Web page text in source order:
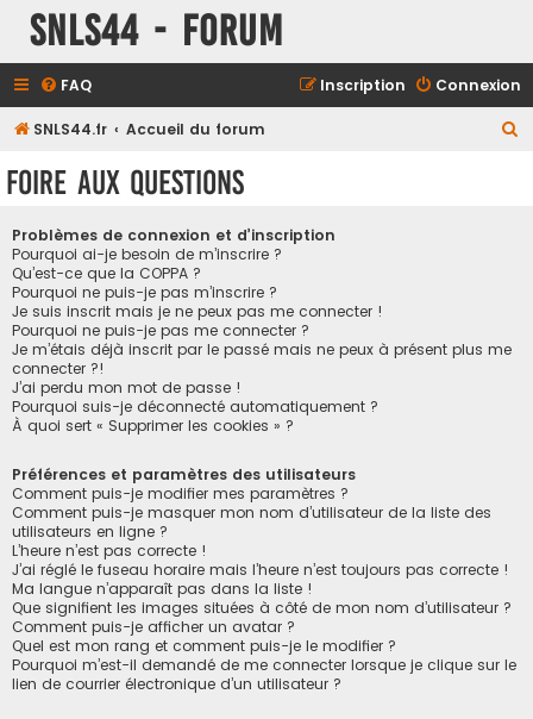
SNLS44 - Forum
FAQ Connexion
Inscription
SNLS44.fr Accueil du forum
Foire aux questions
Problèmes de connexion et d’inscription
Pourquoi ai-je besoin de m’inscrire ?
Qu’est-ce que la COPPA ?
Pourquoi ne puis-je pas m’inscrire ?
Je suis inscrit mais je ne peux pas me connecter !
Pourquoi ne puis-je pas me connecter ?
Je m’étais déjà inscrit par le passé mais ne peux à présent plus me
connecter ?!
J’ai perdu mon mot de passe !
Pourquoi suis-je déconnecté automatiquement ?
À quoi sert « Supprimer les cookies » ?
Préférences et paramètres des utilisateurs
Comment puis-je modifier mes paramètres ?
Comment puis-je masquer mon nom d’utilisateur de la liste des
utilisateurs en ligne ?
L’heure n’est pas correcte !
J’ai réglé le fuseau horaire mais l’heure n’est toujours pas correcte !
Ma langue n’apparaît pas dans la liste !
Que signifient les images situées à côté de mon nom d’utilisateur ?
Comment puis-je afficher un avatar ?
Quel est mon rang et comment puis-je le modifier ?
Pourquoi m’est-il demandé de me connecter lorsque je clique sur le
lien de courrier électronique d’un utilisateur ?